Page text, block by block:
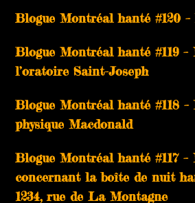
Blogue Montréal hanté #120 –
Blogue Montréal hanté #119
l’oratoire Saint-Joseph
Blogue Montréal hanté #118
physique Macdonald
Blogue Montréal hanté #117
concernant la boîte de nuit
1234, rue de La Montagne